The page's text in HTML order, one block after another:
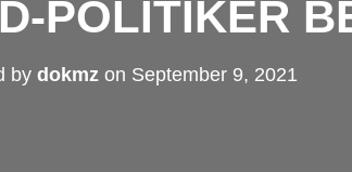
POLITIKER
by dokmz on September 9, 2021